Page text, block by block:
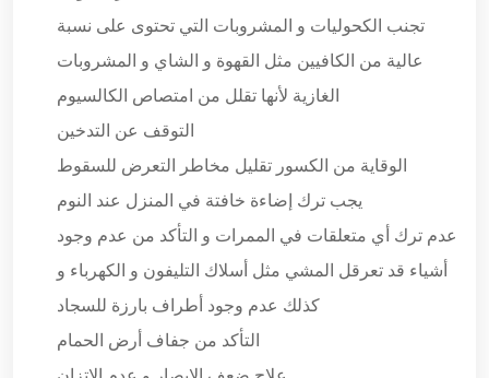
تجنب الكحوليات و المشروبات التي تحتوى على نسبة
عالية من الكافيين مثل القهوة و الشاي و المشروبات
الغازية لأنها تقلل من امتصاص الكالسيوم
التوقف عن التدخين
الوقاية من الكسور تقليل مخاطر التعرض للسقوط
يجب ترك إضاءة خافتة في المنزل عند النوم
عدم ترك أي متعلقات في الممرات و التأكد من عدم وجود
أشياء قد تعرقل المشي مثل أسلاك التليفون و الكهرباء و
كذلك عدم وجود أطراف بارزة للسجاد
التأكد من جفاف أرض الحمام